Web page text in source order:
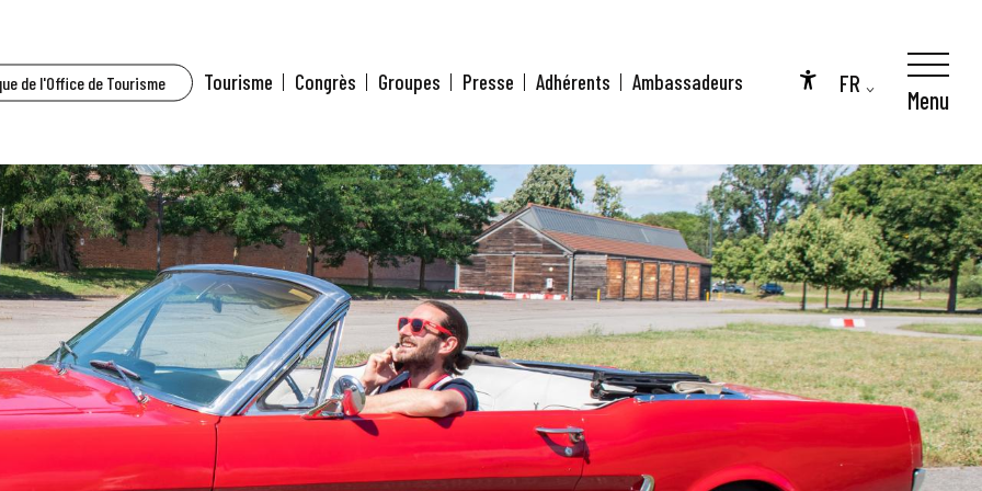
de l'Office de Tourisme
Accessibilité
FR
Tourisme Congrès Groupes Presse Adhérents Ambassadeurs
Menu